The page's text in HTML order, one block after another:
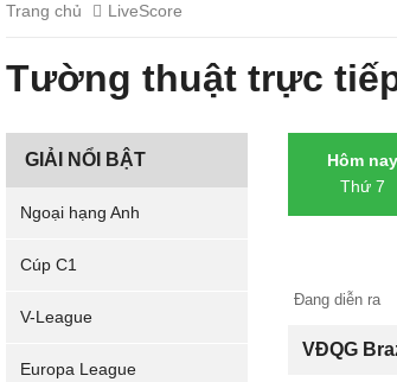
Trang chủ LiveScore
Tường thuật trực
GIẢI NỔI BẬT
Ngoại hạng Anh
Cúp C1
V-League
Europa League
Hôm nay
Thứ 7
Đang diễn ra
VĐQG